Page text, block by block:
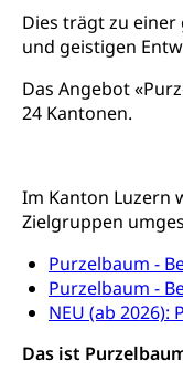
Dies trägt zu
und geistigen
Das Angebot
24 Kantonen.
Im Kanton Luzern
Zielgruppen
Purzelbaum -
Purzelbaum -
NEU (ab
Das ist
AHV / IV
Altersrente,
AHV-
AHV-
geistige